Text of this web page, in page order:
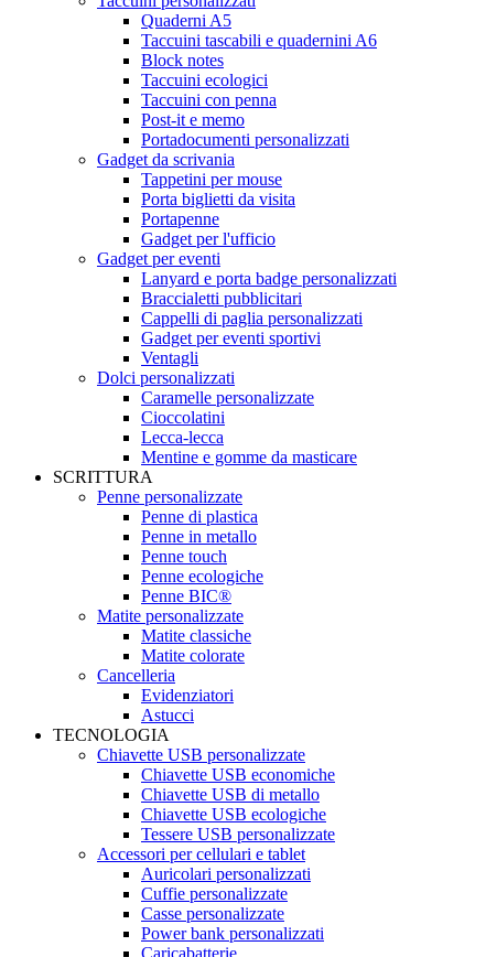
Quaderni A5
Taccuini tascabili e quadernini A6
Block notes
Taccuini ecologici
Taccuini con penna
Post-it e memo
Portadocumenti personalizzati
Gadget da scrivania
Tappetini per mouse
Porta biglietti da visita
Portapenne
Gadget per l'ufficio
Gadget per eventi
Lanyard e porta badge personalizzati
Braccialetti pubblicitari
Cappelli di paglia personalizzati
Gadget per eventi sportivi
Ventagli
Dolci personalizzati
Caramelle personalizzate
Cioccolatini
Lecca-lecca
Mentine e gomme da masticare
SCRITTURA
Penne personalizzate
Penne di plastica
Penne in metallo
Penne touch
Penne ecologiche
Penne BIC®
Matite personalizzate
Matite classiche
Matite colorate
Cancelleria
Evidenziatori
Astucci
TECNOLOGIA
Chiavette USB personalizzate
Chiavette USB economiche
Chiavette USB di metallo
Chiavette USB ecologiche
Tessere USB personalizzate
Accessori per cellulari e tablet
Auricolari personalizzati
Cuffie personalizzate
Casse personalizzate
Power bank personalizzati
Caricabatterie